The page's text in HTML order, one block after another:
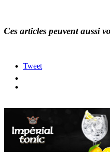
Ces articles peuvent aussi
Tweet